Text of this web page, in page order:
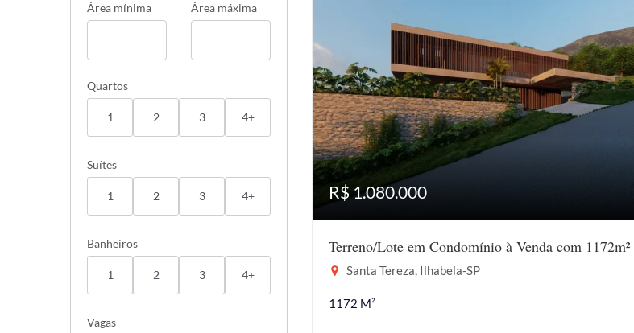
Área mínima Área máxima
Quartos
1 2 3 4+
Suítes
1 2 3 4+
Banheiros
1 2 3 4+
Vagas
R$ 1.080.000
Terreno/Lote em Condomínio à Venda com 1172m²
Santa Tereza, Ilhabela-SP
1172 M²